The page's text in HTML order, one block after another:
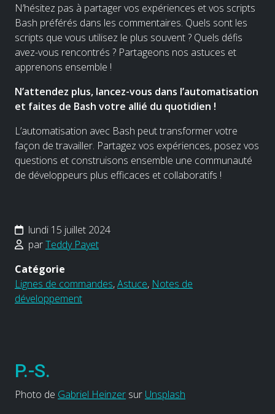
N’hésitez pas à partager vos expériences et vos scripts
Bash préférés dans les commentaires. Quels sont les
scripts que vous utilisez le plus souvent ? Quels défis
avez-vous rencontrés ? Partageons nos astuces et
apprenons ensemble !
N’attendez plus, lancez-vous dans l’automatisation
et faites de Bash votre allié du quotidien !
L’automatisation avec Bash peut transformer votre
façon de travailler. Partagez vos expériences, posez vos
questions et construisons ensemble une communauté
de développeurs plus efficaces et collaboratifs !
lundi 15 juillet 2024
parTeddy Payet
Catégorie
Lignes de commandes,Astuce, Notes de
développement
P.-S.
Photo de Gabriel Heinzer sur Unsplash